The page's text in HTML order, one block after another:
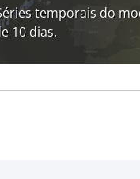
temporais do
10 dias.